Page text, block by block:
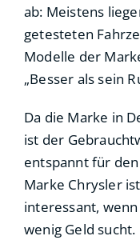
ab: Meistens
getesteten
Modelle der
„Besser als sein
Da die Marke in
ist der
entspannt für
Marke Chrysler
interessant,
wenig Geld sucht.